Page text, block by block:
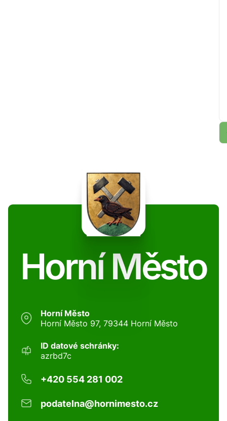
Horní Město
Horní Město
Horní Město 97, 79344 Horní Město
ID datové schránky:
azrbd7c
+420 554 281 002
podatelna@hornimesto.cz